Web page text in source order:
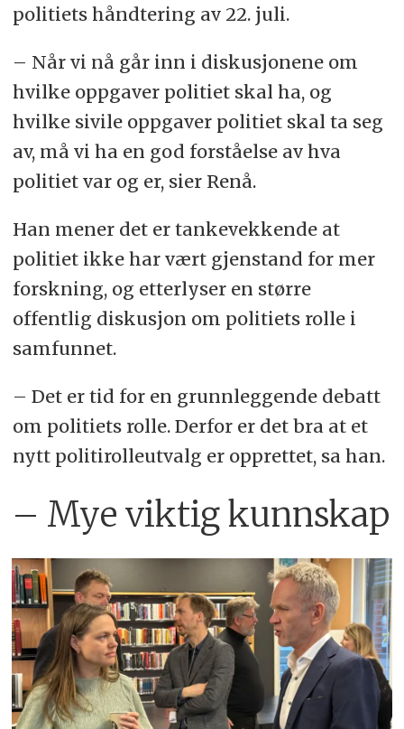
politiets håndtering av 22. juli.
– Når vi nå går inn i diskusjonene om
hvilke oppgaver politiet skal ha, og
hvilke sivile oppgaver politiet skal ta seg
av, må vi ha en god forståelse av hva
politiet var og er, sier Renå.
Han mener det er tankevekkende at
politiet ikke har vært gjenstand for mer
forskning, og etterlyser en større
offentlig diskusjon om politiets rolle i
samfunnet.
– Det er tid for en grunnleggende debatt
om politiets rolle. Derfor er det bra at et
nytt politirolleutvalg er opprettet, sa han.
– Mye viktig kunnskap